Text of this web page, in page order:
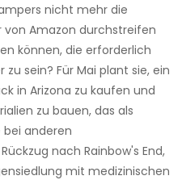
nicht mehr die
Amazon durchstreifen
können, die erforderlich
sein? Für Mai plant sie, ein
in Arizona zu kaufen und
zu bauen, das als
bei anderen
nach Rainbow's End,
mit medizinischen